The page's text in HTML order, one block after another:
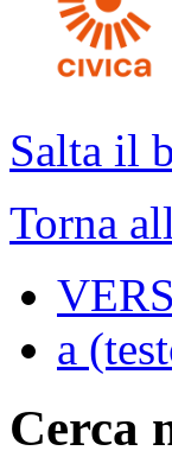
Salta il
Torna
a
Cerca